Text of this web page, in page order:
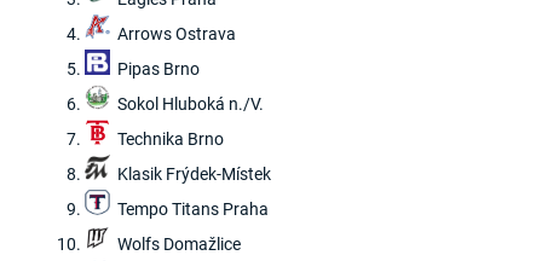
Arrows Ostrava
Pipas Brno
Sokol Hluboká n./V.
Technika Brno
Klasik Frýdek-Místek
Tempo Titans Praha
Wolfs Domažlice